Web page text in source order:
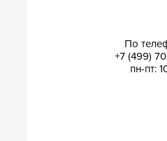
По
+7 (499)
пн-пт: